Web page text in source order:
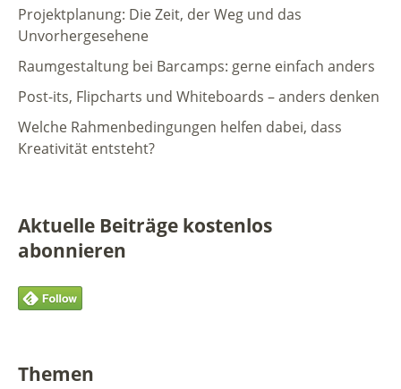
Projektplanung: Die Zeit, der Weg und das
Unvorhergesehene
Raumgestaltung bei Barcamps: gerne einfach anders
Post-its, Flipcharts und Whiteboards – anders denken
Welche Rahmenbedingungen helfen dabei, dass
Kreativität entsteht?
Aktuelle Beiträge kostenlos
abonnieren
Themen